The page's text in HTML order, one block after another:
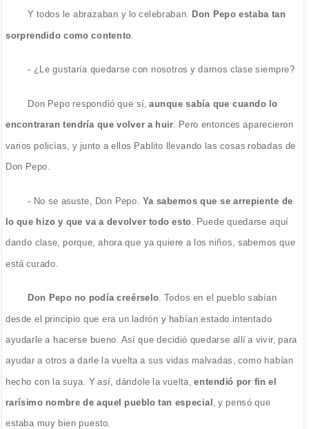
Y todos le abrazaban y lo celebraban. Don Pepo estaba tan
sorprendido como contento
- ¿Le gustaría quedarse con nosotros y darnos clase siempre?
Don Pepo respondió que sí, aunque sabía que cuando lo
encontraran tendría que volver a huir. Pero entonces aparecieron
varios policías, y junto a ellos Pablito llevando las cosas robadas de
Don Pepo.
- No se asuste, Don Pepo. Ya sabemos que se arrepiente de
lo que hizo y que va a devolver todo esto . Puede quedarse aquí
dando clase, porque, ahora que ya quiere a los niños, sabemos que
está curado.
Don Pepo no podía creérselo. Todos en el pueblo sabían
desde el principio que era un ladrón y habían estado intentado
ayudarle a hacerse bueno. Así que decidió quedarse allí a vivir, para
ayudar a otros a darle la vuelta a sus vidas malvadas, como habían
hecho con la suya. Y así, dándole la vuelta, entendió por fin el
rarísimo nombre de aquel pueblo tan especial , y pensó que
estaba muy bien puesto.